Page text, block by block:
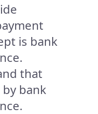
is bank
that
bank